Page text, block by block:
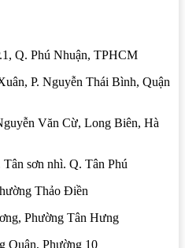
Q. Phú Nhuận, TPHCM
P. Nguyễn Thái Bình, Quận
Văn Cừ, Long Biên, Hà
sơn nhì. Q. Tân Phú
Thảo Điền
Phường Tân Hưng
Quân, Phường 10